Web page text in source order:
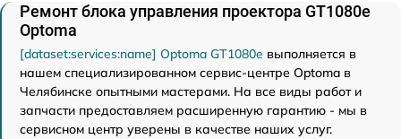
Ремонт блока управления проектора GT1080e
Optoma
[dataset:services:name] Optoma GT1080e выполняется в
нашем специализированном сервис-центре Optoma в
Челябинске опытными мастерами. На все виды работ и
запчасти предоставляем расширенную гарантию - мы в
сервисном центр уверены в качестве наших услуг.